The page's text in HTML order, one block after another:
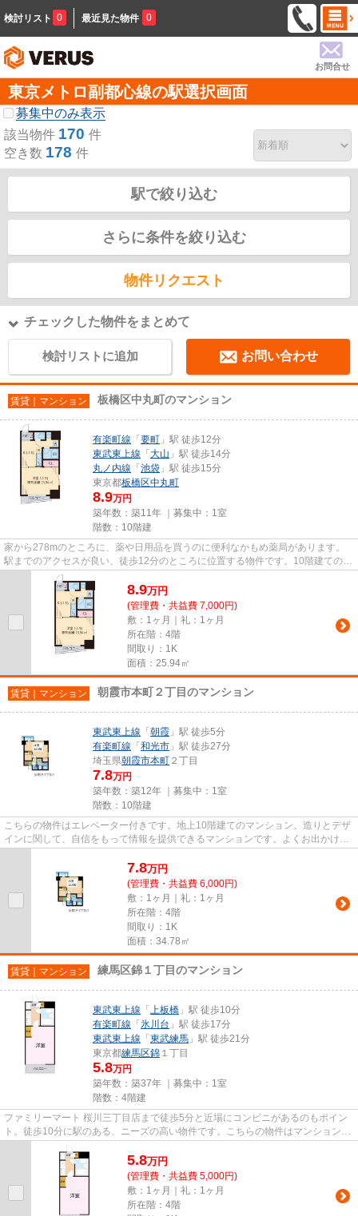
検討リスト 0 最近見た物件 0
お問合せ
東京メトロ副都心線の駅選択画面
募集中のみ表示
該当物件 170 件
空き数 178 件
駅で絞り込む
さらに条件を絞り込む
物件リクエスト
チェックした物件をまとめて
検討リストに追加 お問い合わせ
賃貸｜マンション 板橋区中丸町のマンション
有楽町線 「 要町 」駅 徒歩12分
東武東上線 「 大山 」駅 徒歩14分
丸ノ内線 「 池袋 」駅 徒歩15分
東京都板橋区中丸町
8.9万円
築年数：築11年 ｜募集中： 1室
階数：10階建
家から278mのところに、薬や日用品を買うのに便利なかもめ薬局があります。
駅までのアクセスが良い、徒歩12分のところに位置する物件です。10階建ての物
件です。こちらはマンションタ...
8.9万円
(管理費・共益費 7,000円)
敷：1ヶ月｜礼：1ヶ月
所在階：4階
間取り：1K
面積：25.94㎡
賃貸｜マンション 朝霞市本町２丁目のマンション
東武東上線 「 朝霞 」駅 徒歩5分
有楽町線 「 和光市 」駅 徒歩27分
埼玉県朝霞市本町 ２丁目
7.8万円
築年数：築12年 ｜募集中： 1室
階数：10階建
こちらの物件はエレベーター付きです。地上10階建てのマンション。造りとデザ
インに関して、自信をもって情報を提供できるマンションです。よくお出かけを
7.8万円
(管理費・共益費 6,000円)
敷：1ヶ月｜礼：1ヶ月
所在階：4階
間取り：1K
面積：34.78㎡
賃貸｜マンション 練馬区錦１丁目のマンション
東武東上線 「 上板橋 」駅 徒歩10分
有楽町線 「 氷川台 」駅 徒歩17分
東武東上線 「 東武練馬 」駅 徒歩21分
東京都練馬区錦 １丁目
5.8万円
築年数：築37年 ｜募集中： 1室
階数：4階建
ファミリーマート 桜川三丁目店まで徒歩5分と近場にコンビニがあるのもポイン
ト。徒歩10分に駅のある、ニーズの高い物件です。こちらの物件はマンションで
5.8万円
(管理費・共益費 5,000円)
敷：1ヶ月｜礼：1ヶ月
所在階：4階